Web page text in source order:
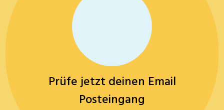
Prüfe jetzt deinen Email
Posteingang